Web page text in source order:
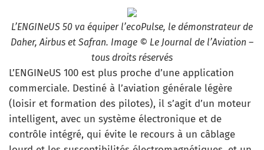
L’ENGINeUS 50 va équiper l’ecoPulse, le démonstrateur de
Daher, Airbus et Safran. Image © Le Journal de l’Aviation –
tous droits réservés
L’ENGINeUS 100 est plus proche d’une application
commerciale. Destiné à l’aviation générale légère
(loisir et formation des pilotes), il s’agit d’un moteur
intelligent, avec un système électronique et de
contrôle intégré, qui évite le recours à un câblage